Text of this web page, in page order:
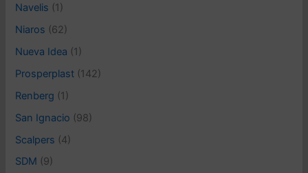
Navelis (1)
Niaros (62)
Nueva Idea (1)
Prosperplast (142)
Renberg (1)
San Ignacio (98)
Scalpers (4)
SDM (9)